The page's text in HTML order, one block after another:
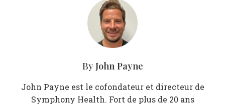
By John Payne
John Payne est le cofondateur et directeur de
Symphony Health. Fort de plus de 20 ans